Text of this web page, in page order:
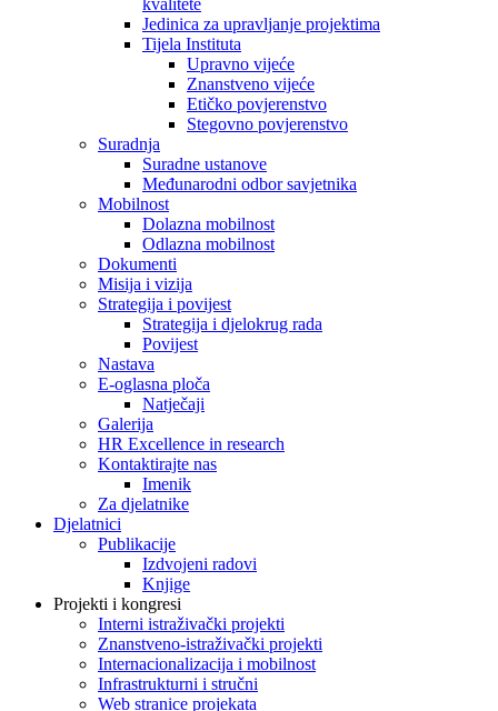
kvalitete
Jedinica za upravljanje projektima
Tijela Instituta
Upravno vijeće
Znanstveno vijeće
Etičko povjerenstvo
Stegovno povjerenstvo
Suradnja
Suradne ustanove
Međunarodni odbor savjetnika
Mobilnost
Dolazna mobilnost
Odlazna mobilnost
Dokumenti
Misija i vizija
Strategija i povijest
Strategija i djelokrug rada
Povijest
Nastava
E-oglasna ploča
Natječaji
Galerija
HR Excellence in research
Kontaktirajte nas
Imenik
Za djelatnike
Djelatnici
Publikacije
Izdvojeni radovi
Knjige
Projekti i kongresi
Interni istraživački projekti
Znanstveno-istraživački projekti
Internacionalizacija i mobilnost
Infrastrukturni i stručni
Web stranice projekata